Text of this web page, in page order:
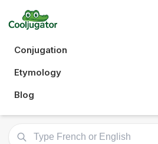
Conjugation
Etymology
Blog